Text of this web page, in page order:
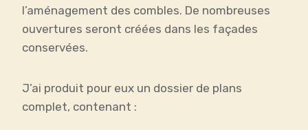
l’aménagement des combles. De nombreuses
ouvertures seront créées dans les façades
conservées.
J’ai produit pour eux un dossier de plans
complet, contenant :